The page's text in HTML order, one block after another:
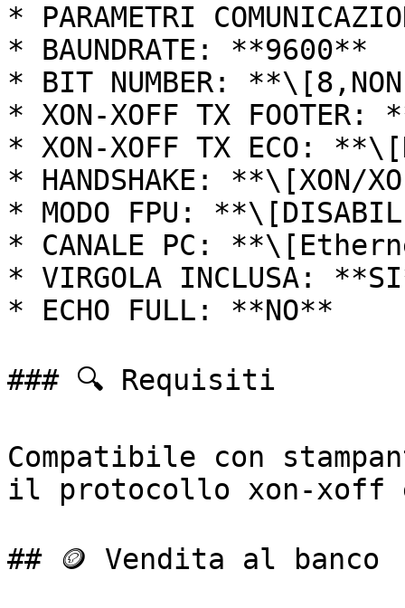
* PARAMETRI
* BAUNDRATE: **9600**
* BIT NUMBER:
* XON-XOFF TX
* XON-XOFF TX ECO:
* HANDSHAKE: **\[XON/
* MODO FPU:
* CANALE PC:
* VIRGOLA INCLUSA:
* ECHO FULL: **NO**
### 🔍 Requisiti
Compatibile con
il protocollo xon-xoff
## 🪙 Vendita al banco